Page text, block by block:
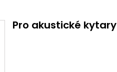
Pro akustické kytary